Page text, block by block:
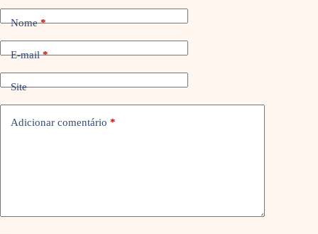
Nome*
E-mail*
Site
Adicionar comentário *